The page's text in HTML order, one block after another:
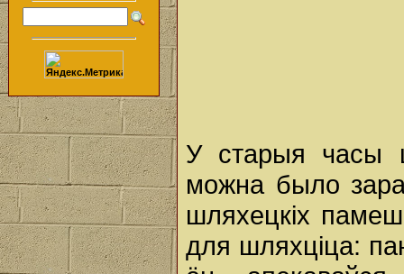
У старыя часы
можна было
шляхецкіх
для шляхціца: